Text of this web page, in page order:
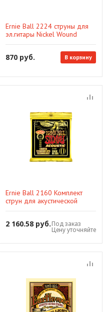
Ernie Ball 2224 струны для
эл.гитары Nickel Wound
870 руб. В корзину
Ernie Ball 2160 Комплект
струн для акустической
2 160.58 руб.Под заказ
Цену уточняйте